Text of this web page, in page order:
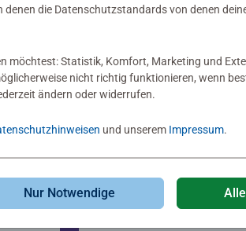
die Datenschutzstandards von denen
möchtest: Statistik, Komfort, Marketing und
nicht richtig funktionieren, wenn
ändern oder widerrufen.
und unserem Impressum.
Nur Notwendige